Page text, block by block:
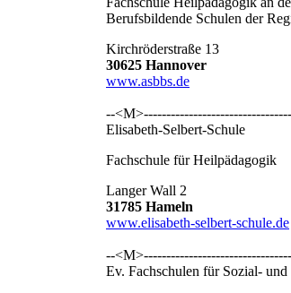
Berufsbildende Schulen der
Kirchröderstraße 13
30625 Hannover
www.asbbs.de
--
Elisabeth-Selbert-Schule
Fachschule für Heilpädagogik
Langer Wall 2
31785 Hameln
www.elisabeth-selbert-schule.de
--
Ev. Fachschulen für Sozial-